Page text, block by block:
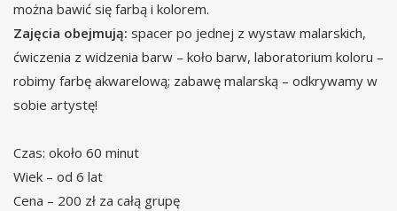
można bawić się farbą i kolorem.
Zajęcia obejmują: spacer po jednej z wystaw malarskich,
ćwiczenia z widzenia barw – koło barw, laboratorium koloru –
robimy farbę akwarelową; zabawę malarską – odkrywamy w
sobie artystę!
Czas: około 60 minut
Wiek – od 6 lat
Cena – 200 zł za całą grupę